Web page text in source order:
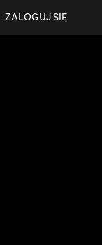
ZALOGUJ SIĘ